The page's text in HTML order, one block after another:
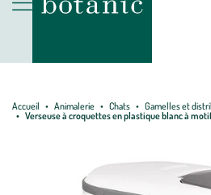
Nos produits
Accueil Animalerie Chats
Gamelles et
Verseuse à croquettes en plastique blanc à